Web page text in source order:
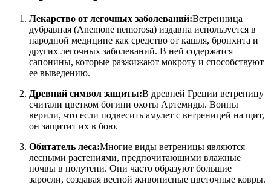
Лекарство от легочных заболеваний:Ветренница
дубравная (Anemone nemorosa) издавна используется в
народной медицине как средство от кашля, бронхита и
других легочных заболеваний. В ней содержатся
сапонины, которые разжижают мокроту и способствуют
ее выведению.
Древний символ защиты:В древней Греции ветреницу
считали цветком богини охоты Артемиды. Воины
верили, что если подвесить амулет с ветреницей на щит,
он защитит их в бою.
Обитатель леса:Многие виды ветреницы являются
лесными растениями, предпочитающими влажные
почвы в полутени. Они часто образуют большие
заросли, создавая весной живописные цветочные ковры.